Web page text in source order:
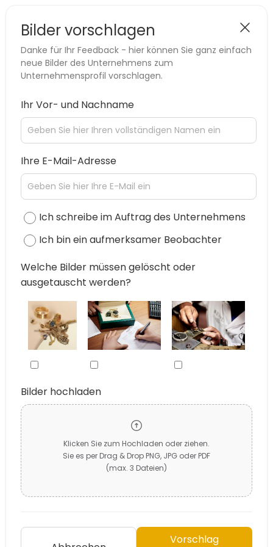
Bilder vorschlagen
Danke für Ihr Feedback - hier können Sie ganz einfach
neue Bilder des Unternehmens zum
Unternehmensprofil vorschlagen.
Ihr Vor- und Nachname
Ihre E-Mail-Adresse
Ich schreibe im Auftrag des Unternehmens
Ich bin ein aufmerksamer Beobachter
Welche Bilder müssen gelöscht oder
ausgetauscht werden?
Bilder hochladen
Klicken Sie zum Hochladen oder ziehen.
Sie es per Drag & Drop PNG, JPG oder PDF
(max. 3 Dateien)
Vorschlag